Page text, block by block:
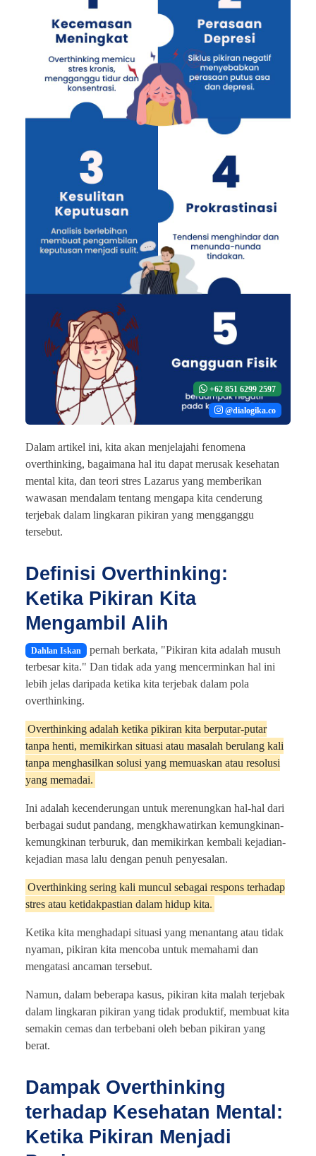
+62 851 6299 2597
@dialogika.co
Dalam artikel ini, kita akan menjelajahi fenomena
overthinking, bagaimana hal itu dapat merusak kesehatan
mental kita, dan teori stres Lazarus yang memberikan
wawasan mendalam tentang mengapa kita cenderung
terjebak dalam lingkaran pikiran yang mengganggu
tersebut.
Definisi Overthinking:
Ketika Pikiran Kita
Mengambil Alih
Dahlan Iskan
pernah berkata, "Pikiran kita adalah musuh
terbesar kita." Dan tidak ada yang mencerminkan hal ini
lebih jelas daripada ketika kita terjebak dalam pola
overthinking.
Overthinking adalah ketika pikiran kita berputar-putar
tanpa henti, memikirkan situasi atau masalah berulang kali
tanpa menghasilkan solusi yang memuaskan atau resolusi
yang memadai.
Ini adalah kecenderungan untuk merenungkan hal-hal dari
berbagai sudut pandang, mengkhawatirkan kemungkinan-
kemungkinan terburuk, dan memikirkan kembali kejadian-
kejadian masa lalu dengan penuh penyesalan.
Overthinking sering kali muncul sebagai respons terhadap
stres atau ketidakpastian dalam hidup kita.
Ketika kita menghadapi situasi yang menantang atau tidak
nyaman, pikiran kita mencoba untuk memahami dan
mengatasi ancaman tersebut.
Namun, dalam beberapa kasus, pikiran kita malah terjebak
dalam lingkaran pikiran yang tidak produktif, membuat kita
semakin cemas dan terbebani oleh beban pikiran yang
berat.
Dampak Overthinking
terhadap Kesehatan Mental:
Ketika Pikiran Menjadi